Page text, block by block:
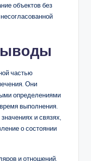
объектов без
частью
Они
определениями
выполнения.
и связях,
о состоянии
и отношений.